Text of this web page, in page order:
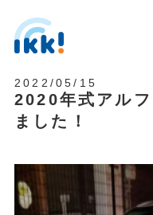
2022/05/15
2020年式アル
ました！